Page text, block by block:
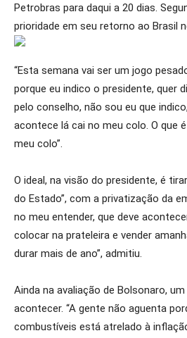
Petrobras para daqui a 20 dias.
prioridade em seu retorno ao Brasil
“Esta semana vai ser um jogo
porque eu indico o presidente, quer
pelo conselho, não sou eu que
acontece lá cai no meu colo. O que
meu colo”.
O ideal, na visão do presidente, é
do Estado”, com a privatização da
no meu entender, que deve
colocar na prateleira e vender
durar mais de ano”, admitiu.
Ainda na avaliação de Bolsonaro,
acontecer. “A gente não aguenta
combustíveis está atrelado à